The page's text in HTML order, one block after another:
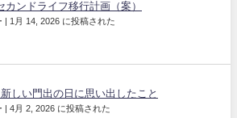
カンドライフ移行計画（案）
1月 14, 2026 に投稿された
しい門出の日に思い出したこと
4月 2, 2026 に投稿された